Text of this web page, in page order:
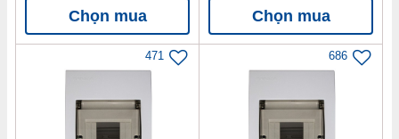
Chọn mua Chọn mua
471 686